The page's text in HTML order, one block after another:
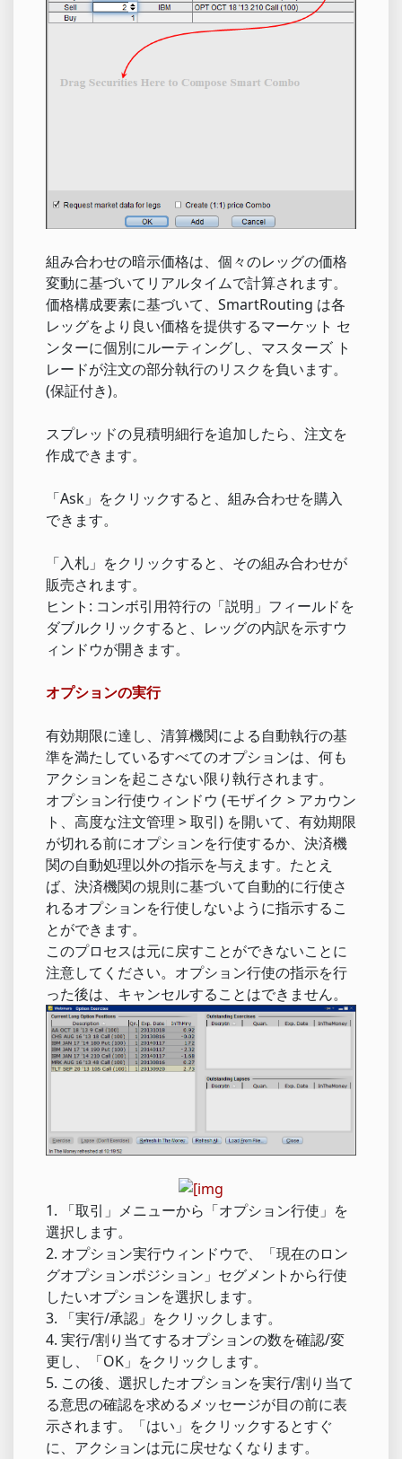
組み合わせの暗示価格は、個々のレッグの価格
変動に基づいてリアルタイムで計算されます。
価格構成要素に基づいて、SmartRouting は各
レッグをより良い価格を提供するマーケット セ
ンターに個別にルーティングし、マスターズ ト
レードが注文の部分執行のリスクを負います。
(保証付き)。
スプレッドの見積明細行を追加したら、注文を
作成できます。
「Ask」をクリックすると、組み合わせを購入
できます。
「入札」をクリックすると、その組み合わせが
販売されます。
ヒント: コンボ引用符行の「説明」フィールドを
ダブルクリックすると、レッグの内訳を示すウ
ィンドウが開きます。
オプションの実行
有効期限に達し、清算機関による自動執行の基
準を満たしているすべてのオプションは、何も
アクションを起こさない限り執行されます。
オプション行使ウィンドウ (モザイク > アカウン
ト、高度な注文管理 > 取引) を開いて、有効期限
が切れる前にオプションを行使するか、決済機
関の自動処理以外の指示を与えます。たとえ
ば、決済機関の規則に基づいて自動的に行使さ
れるオプションを行使しないように指示するこ
とができます。
このプロセスは元に戻すことができないことに
注意してください。オプション行使の指示を行
った後は、キャンセルすることはできません。
1. 「取引」メニューから「オプション行使」を
選択します。
2. オプション実行ウィンドウで、「現在のロン
グオプションポジション」セグメントから行使
したいオプションを選択します。
3. 「実行/承認」をクリックします。
4. 実行/割り当てするオプションの数を確認/変
更し、「OK」をクリックします。
5. この後、選択したオプションを実行/割り当て
る意思の確認を求めるメッセージが目の前に表
示されます。「はい」をクリックするとすぐ
に、アクションは元に戻せなくなります。